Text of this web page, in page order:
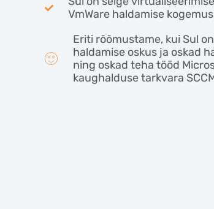
VmWare haldamise kogemus
Eriti rõõmustame, kui Sul
haldamise oskus ja oskad
ning oskad teha tööd
kaughalduse tarkvara